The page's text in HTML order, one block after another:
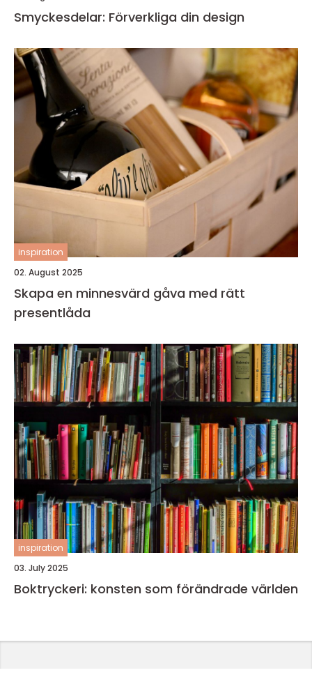
Smyckesdelar: Förverkliga din design
inspiration
02. August 2025
Skapa en minnesvärd gåva med rätt
presentlåda
inspiration
03. July 2025
Boktryckeri: konsten som förändrade världen